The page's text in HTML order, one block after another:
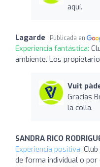
aquí.
Lagarde Publicada en
Experiencia fantástica:
ambiente. Los
Vuit
Gracias
la colla.
SANDRA RICO
Experiencia positiva:
de forma individual o